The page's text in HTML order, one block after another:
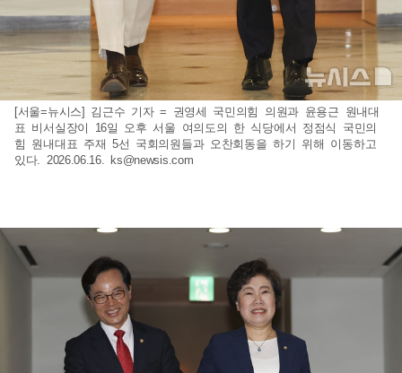
[서울=뉴시스] 김근수 기자 = 권영세 국민의힘 의원과 윤용근 원내대
표 비서실장이 16일 오후 서울 여의도의 한 식당에서 정점식 국민의
힘 원내대표 주재 5선 국회의원들과 오찬회동을 하기 위해 이동하고
있다. 2026.06.16.
ks@newsis.com